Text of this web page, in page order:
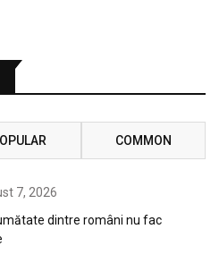
COMMON
7, 2026
dintre români nu fac